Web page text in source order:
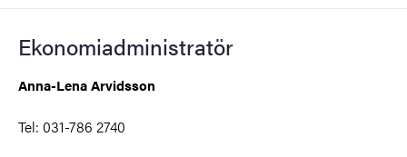
Ekonomiadministratör
Anna-Lena Arvidsson
Tel: 031-786 2740